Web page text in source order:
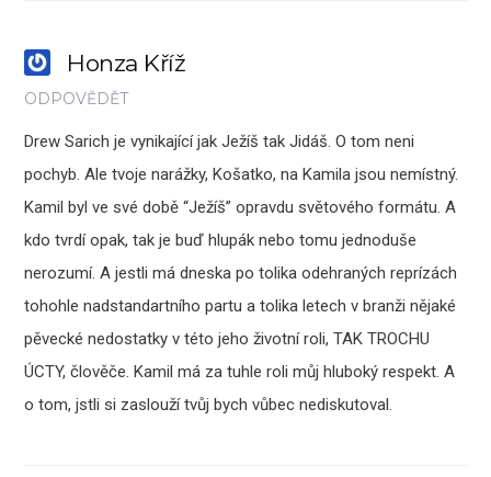
Honza Kříž
ODPOVĚDĚT
Drew Sarich je vynikající jak Ježíš tak Jidáš. O tom neni
pochyb. Ale tvoje narážky, Košatko, na Kamila jsou nemístný.
Kamil byl ve své době “Ježíš” opravdu světového formátu. A
kdo tvrdí opak, tak je buď hlupák nebo tomu jednoduše
nerozumí. A jestli má dneska po tolika odehraných reprízách
tohohle nadstandartního partu a tolika letech v branži nějaké
pěvecké nedostatky v této jeho životní roli, TAK TROCHU
ÚCTY, člověče. Kamil má za tuhle roli můj hluboký respekt. A
o tom, jstli si zaslouží tvůj bych vůbec nediskutoval.